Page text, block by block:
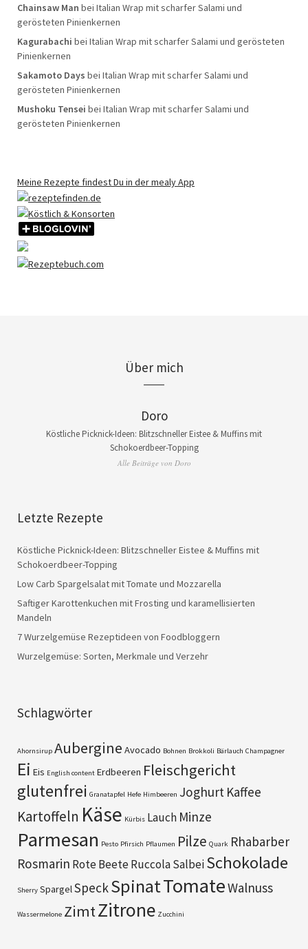
Chainsaw Man bei Italian Wrap mit scharfer Salami und
gerösteten Pinienkernen
Kagurabachi bei Italian Wrap mit scharfer Salami und gerösteten
Pinienkernen
Sakamoto Days bei Italian Wrap mit scharfer Salami und
gerösteten Pinienkernen
Mushoku Tensei bei Italian Wrap mit scharfer Salami und
gerösteten Pinienkernen
Meine Rezepte findest Du in der mealy App
Über mich
Doro
Köstliche Picknick-Ideen: Blitzschneller Eistee & Muffins mit
Schokoerdbeer-Topping
Alle Beiträge von Doro
Letzte Rezepte
Köstliche Picknick-Ideen: Blitzschneller Eistee & Muffins mit
Schokoerdbeer-Topping
Low Carb Spargelsalat mit Tomate und Mozzarella
Saftiger Karottenkuchen mit Frosting und karamellisierten
Mandeln
7 Wurzelgemüse Rezeptideen von Foodbloggern
Wurzelgemüse: Sorten, Merkmale und Verzehr
Schlagwörter
Ahornsirup Aubergine Avocado Bohnen Brokkoli Bärlauch Champagner
Ei Eis English content Erdbeeren Fleischgericht
glutenfrei Granatapfel Hefe Himbeeren Joghurt Kaffee
Kartoffeln Käse Kürbis Lauch Minze
Parmesan Pesto Pfirsich Pflaumen Pilze Quark Rhabarber
Rosmarin Rote BeeteRuccolaSalbeiSchokolade
Sherry SpargelSpeckSpinatTomateWalnuss
Wassermelone ZimtZitrone Zucchini